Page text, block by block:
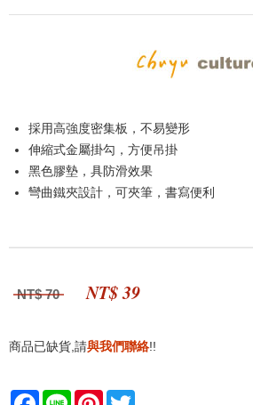
採用高強度密集板，不易變形
伸縮式金屬掛勾，方便吊掛
黑色膠墊，具防滑效果
彎曲鐵夾設計，可夾筆，書寫便利
NT$ 70 NT$ 39
商品已缺貨,請與我們聯絡!!
Facebook
Line Pinterest